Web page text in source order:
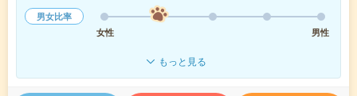
男女比率
女性
男性
もっと見る